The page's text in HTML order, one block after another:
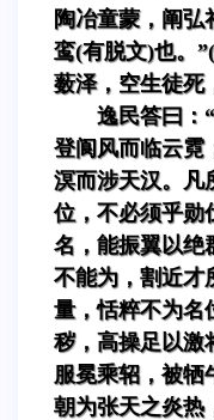
陶冶童蒙，阐
鸾(有脱文)也。
薮泽，空生徒死
逸民答曰：
登阆风而临云霓
溟而涉天汉。凡
位，不必须乎勋
名，能振翼以绝
不能为，割近才
量，恬粹不为名
秽，高操足以激
服冕乘轺，被牺
朝为张天之炎热